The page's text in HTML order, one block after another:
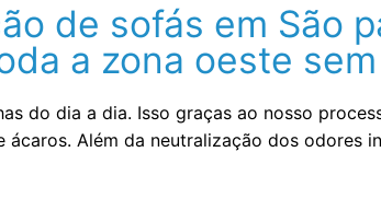
de sofás em São
a zona oeste
do dia a dia. Isso graças ao nosso
ácaros. Além da neutralização dos